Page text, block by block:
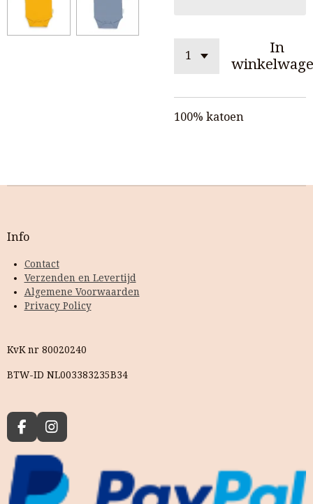
In
100% katoen
Info
Contact
Verzenden en Levertijd
Algemene Voorwaarden
Privacy Policy
KvK nr 80020240
BTW-ID NL003383235B34
F
a
c
o
I
n
s
t
a